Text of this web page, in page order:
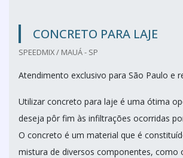
CONCRETO PARA LAJE
SPEEDMIX / MAUÁ - SP
Atendimento exclusivo para São Paulo e
Utilizar concreto para laje é uma ótima
deseja pôr fim às infiltrações ocorridas
O concreto é um material que é
mistura de diversos componentes, como